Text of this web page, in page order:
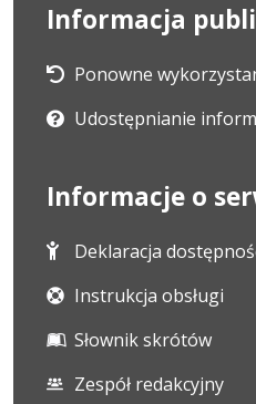
Informacja
Ponowne
Udostępnianie
Informacje o
Deklaracja
Instrukcja obsługi
Słownik skrótów
Zespół redakcyjny